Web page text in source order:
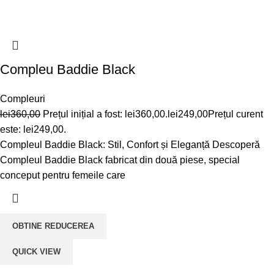
Compleu Baddie Black
Compleuri
lei360,00 Prețul inițial a fost: lei360,00. lei249,00Prețul curent
este: lei249,00.
Compleul Baddie Black: Stil, Confort și Eleganță Descoperă
Compleul Baddie Black fabricat din două piese, special
conceput pentru femeile care
OBTINE REDUCEREA
QUICK VIEW